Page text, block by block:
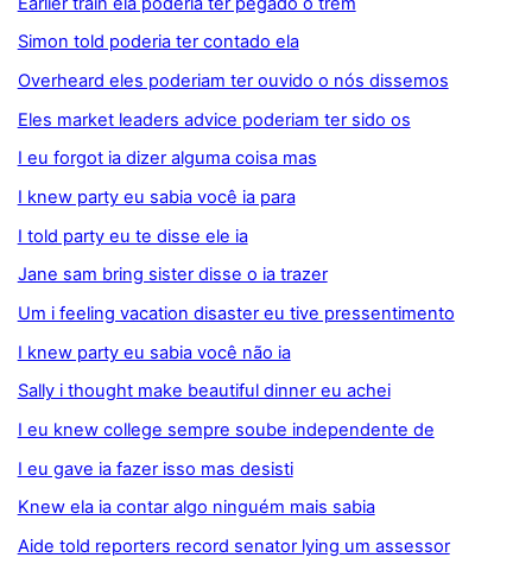
Simon told poderia ter contado ela
Overheard eles poderiam ter ouvido o nós dissemos
Eles market leaders advice poderiam ter sido os
I eu forgot ia dizer alguma coisa mas
I knew party eu sabia você ia para
I told party eu te disse ele ia
Jane sam bring sister disse o ia trazer
Um i feeling vacation disaster eu tive pressentimento
I knew party eu sabia você não ia
Sally i thought make beautiful dinner eu achei
I eu knew college sempre soube independente de
I eu gave ia fazer isso mas desisti
Knew ela ia contar algo ninguém mais sabia
Aide told reporters record senator lying um assessor